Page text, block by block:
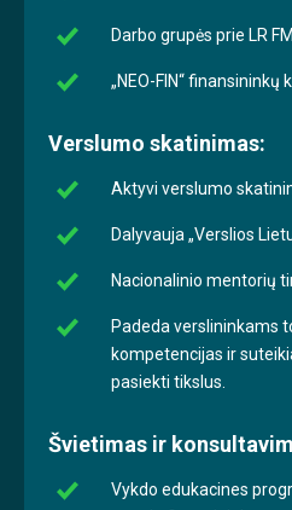
Darbo grupės prie LR
„NEO-FIN“ finansininkų
Verslumo skatinimas:
Aktyvi verslumo
Dalyvauja „Verslios
Nacionalinio mentorių
Padeda verslininkams
kompetencijas ir
pasiekti tikslus.
Švietimas ir
Vykdo edukacines